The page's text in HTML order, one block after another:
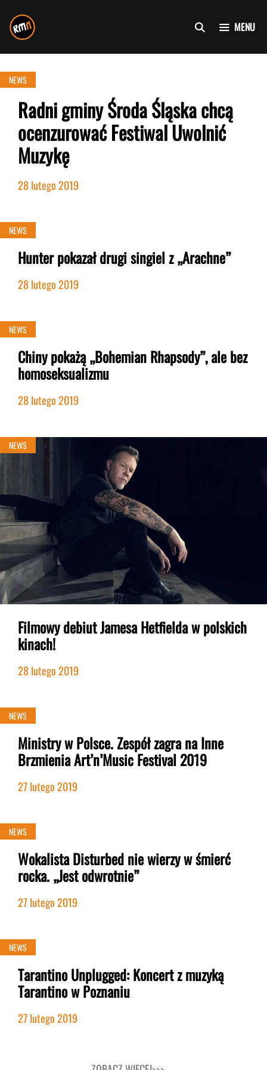
treści
MENU
NEWS
Radni gminy Środa Śląska chcą
ocenzurować Festiwal Uwolnić
Muzykę
28 lutego 2019
NEWS
Hunter pokazał drugi singiel z „Arachne”
28 lutego 2019
NEWS
Chiny pokażą „Bohemian Rhapsody”, ale bez
homoseksualizmu
28 lutego 2019
NEWS
Filmowy debiut Jamesa Hetfielda w polskich
kinach!
28 lutego 2019
NEWS
Ministry w Polsce. Zespół zagra na Inne
Brzmienia Art’n’Music Festival 2019
27 lutego 2019
NEWS
Wokalista Disturbed nie wierzy w śmierć
rocka. „Jest odwrotnie”
27 lutego 2019
NEWS
Tarantino Unplugged: Koncert z muzyką
Tarantino w Poznaniu
27 lutego 2019